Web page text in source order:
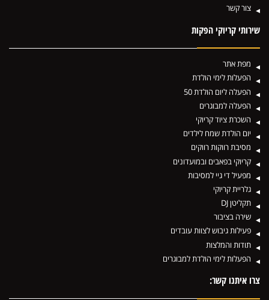
צור קשר
שירותי קריוקי הפקות
מפת אתר
הפעלות לימי הולדת
הפעלה ליום הולדת 50
הפעלה למבוגרים
השכרת ציוד קריוקי
יום הולדת שמח לילדים
מסיבת רווקות רווקים
קריוקי בפאבים ובמועדונים
מפעיל די גיי למסיבות
גלריית קריוקי
תקליטן DJ
שירה בציבור
פעילות גיבוש לצוות עובדים
תודות והמלצות
הפעלות לימי הולדת למבוגרים
צרו איתנו קשר: